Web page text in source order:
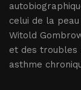
celui de la
Witold
et des troubles
asthme